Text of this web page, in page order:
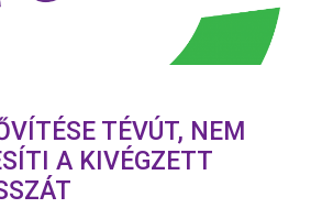
TÉVÚT, NEM
A KIVÉGZETT